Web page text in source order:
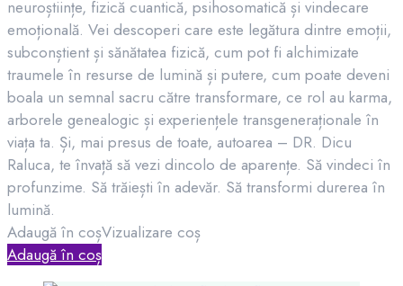
neuroștiințe, fizică cuantică, psihosomatică și vindecare
emoțională. Vei descoperi care este legătura dintre emoții,
subconștient și sănătatea fizică, cum pot fi alchimizate
traumele în resurse de lumină și putere, cum poate deveni
boala un semnal sacru către transformare, ce rol au karma,
arborele genealogic și experiențele transgeneraționale în
viața ta. Și, mai presus de toate, autoarea – DR. Dicu
Raluca, te învață să vezi dincolo de aparențe. Să vindeci în
profunzime. Să trăiești în adevăr. Să transformi durerea în
lumină.
Adaugă în coșVizualizare coș
Adaugă în coș